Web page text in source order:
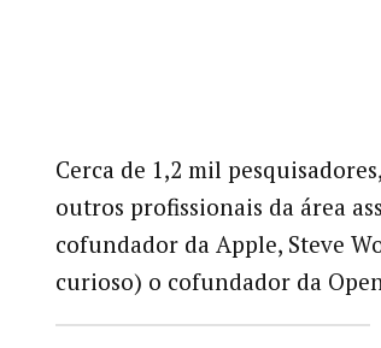
Cerca de 1,2 mil
outros profissionais da área
cofundador da Apple, Steve
curioso) o cofundador da